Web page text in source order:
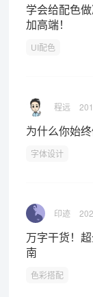
学会给配色
加高端！
UI配色
程远
为什么你始
字体设计
印迹
万字干货！
南
色彩搭配